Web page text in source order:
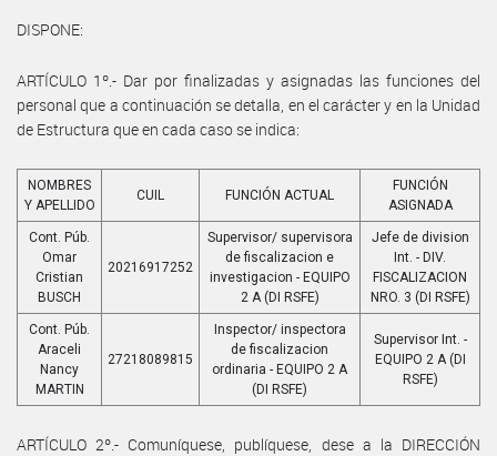
DISPONE:
ARTÍCULO 1º.- Dar por finalizadas y asignadas las funciones del
personal que a continuación se detalla, en el carácter y en la Unidad
de Estructura que en cada caso se indica:
NOMBRES
Y APELLIDO
CUIL FUNCIÓN ACTUAL
FUNCIÓN
ASIGNADA
Cont. Púb.
Omar
Cristian
BUSCH
20216917252
Supervisor/ supervisora
de fiscalizacion e
investigacion - EQUIPO
2 A (DI RSFE)
Jefe de division
Int. - DIV.
FISCALIZACION
NRO. 3 (DI RSFE)
Cont. Púb.
Araceli
Nancy
MARTIN
27218089815
Inspector/ inspectora
de fiscalizacion
ordinaria - EQUIPO 2 A
(DI RSFE)
Supervisor Int. -
EQUIPO 2 A (DI
RSFE)
ARTÍCULO 2º.- Comuníquese, publíquese, dese a la DIRECCIÓN